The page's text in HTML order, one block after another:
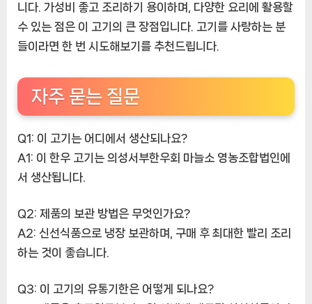
니다. 가성비 좋고 조리하기 용이하며, 다양한 요리에 활용할
수 있는 점은 이 고기의 큰 장점입니다. 고기를 사랑하는 분
들이라면 한 번 시도해보기를 추천드립니다.
자주 묻는 질문
Q1: 이 고기는 어디에서 생산되나요?
A1: 이 한우 고기는 의성서부한우회 마늘소 영농조합법인에
서 생산됩니다.
Q2: 제품의 보관 방법은 무엇인가요?
A2: 신선식품으로 냉장 보관하며, 구매 후 최대한 빨리 조리
하는 것이 좋습니다.
Q3: 이 고기의 유통기한은 어떻게 되나요?